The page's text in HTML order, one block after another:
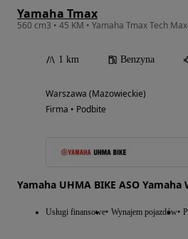
Yamaha Tmax
1 km Benzyna
Warszawa (Mazowieckie)
Firma • Podbite
Yamaha UHMA BIKE ASO Yamaha
Usługi finansowe Wynajem pojazdów